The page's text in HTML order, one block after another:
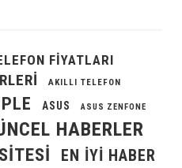
FIYATLARI
AKILLI TELEFON
ASUS ASUS ZENFONE
HABERLER
EN IYI HABER